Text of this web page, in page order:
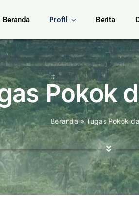
Beranda Profil Berita
Pokok
Beranda»Tugas Pokok